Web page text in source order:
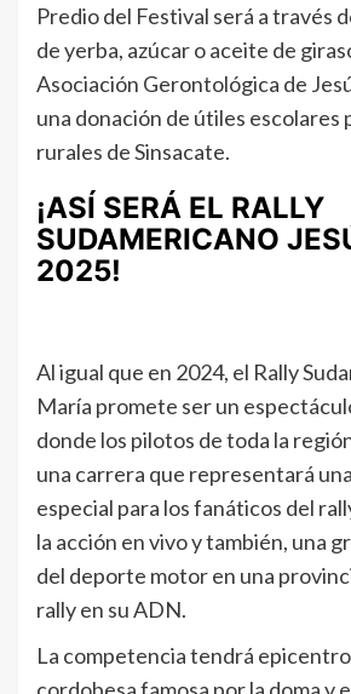
Predio del Festival será a través
de yerba, azúcar o aceite de
Asociación Gerontológica de
una donación de útiles escolares
rurales de Sinsacate.
¡ASÍ SERÁ EL RALLY
SUDAMERICANO
2025!
Al igual que en 2024, el Rally
María promete ser un
donde los pilotos de toda la
una carrera que representará
especial para los fanáticos del
la acción en vivo y también, una
del deporte motor en una
rally en su ADN.
La competencia tendrá
cordobesa famosa por la doma y